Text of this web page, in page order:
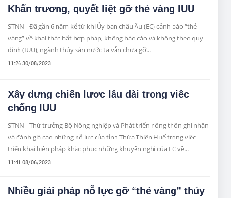
Khẩn trương, quyết liệt gỡ thẻ vàng IUU
STNN - Đã gần 6 năm kể từ khi Ủy ban châu Âu (EC) cảnh báo “thẻ
vàng” về khai thác bất hợp pháp, không báo cáo và không theo quy
định (IUU), ngành thủy sản nước ta vẫn chưa gỡ...
11:26 30/08/2023
Xây dựng chiến lược lâu dài trong việc
chống IUU
STNN - Thứ trưởng Bộ Nông nghiệp và Phát triển nông thôn ghi nhận
và đánh giá cao những nỗ lực của tỉnh Thừa Thiên Huế trong việc
triển khai biện pháp khắc phục những khuyến nghị của EC về...
11:41 08/06/2023
Nhiều giải pháp nỗ lực gỡ “thẻ vàng” thủy